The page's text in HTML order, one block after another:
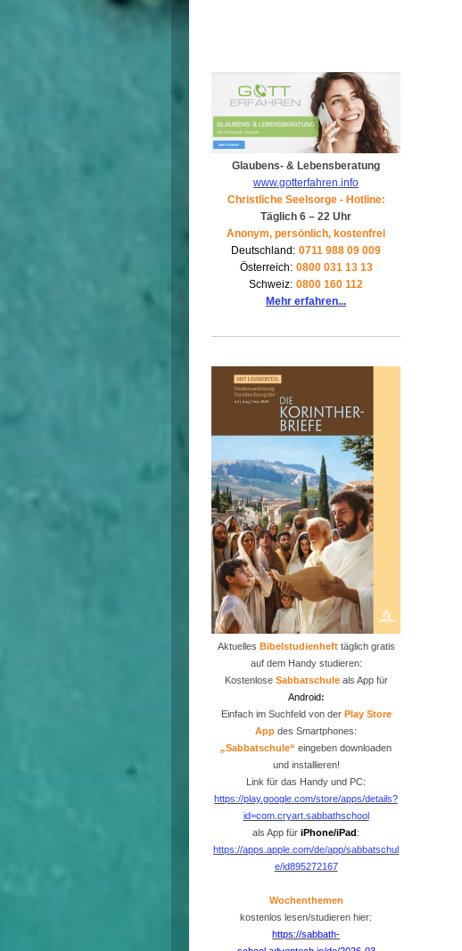
Glaubens- & Lebensberatung
www.gotterfahren.info
Christliche Seelsorge - Hotline:
Täglich 6 – 22 Uhr
Anonym, persönlich, kostenfrei
Deutschland: 0711 988 09 009
Österreich: 0800 031 13 13
Schweiz: 0800 160 112
Mehr erfahren...
Aktuelles Bibelstudienhefttäglich gratis
auf dem Handy studieren:
Kostenlose Sabbatschuleals App für
Android:
Einfach im Suchfeld von der Play Store
App des Smartphones:
„Sabbatschule“ eingeben downloaden
und installieren!
Link für das Handy und PC:
https://play.google.com/store/apps/details?
id=com.cryart.sabbathschool
als App füriPhone/iPad :
https://apps.apple.com/de/app/sabbatschul
e/id895272167
Wochenthemen
kostenlos lesen/studieren hier:
https://sabbath-